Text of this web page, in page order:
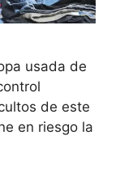
usada de
de este
en riesgo la